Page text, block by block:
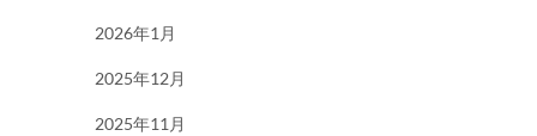
2026年1月
2025年12月
2025年11月